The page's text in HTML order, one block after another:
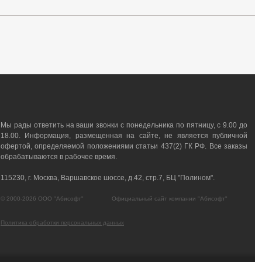
Мы рады ответить на ваши звонки с понедельника по пятницу, с 9.00 до
18.00. Информация, размещенная на сайте, не является публичной
офертой, определяемой положениями статьи 437(2) ГК РФ. Все заказы
обрабатываются в рабочее время.
115230, г. Москва, Варшавское шоссе, д.42, стр.7, БЦ "Полином".
© 2000-2026 ООО "Абисофт" Официальный сайт компании "Абисофт"
Политика обработки персональных данных